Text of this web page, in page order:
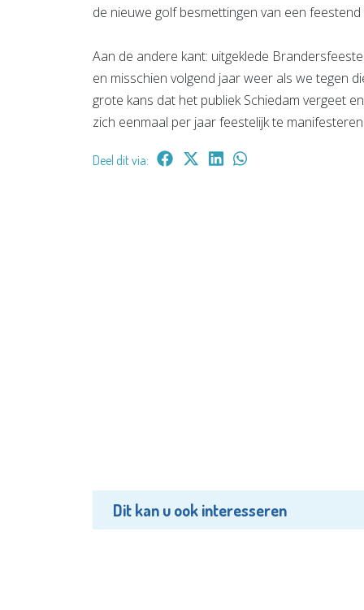
de nieuwe golf besmettingen van een feestend
Aan de andere kant: uitgeklede
en misschien volgend jaar weer als we tegen
grote kans dat het publiek Schiedam vergeet
zich eenmaal per jaar feestelijk te
Deel dit via:
Dit kan u ook interesseren